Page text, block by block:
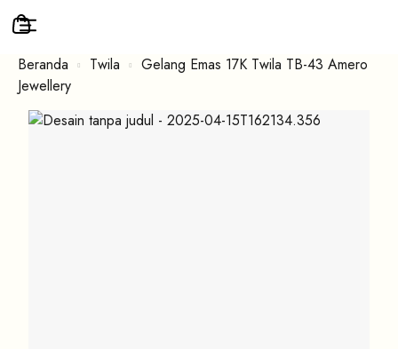
Beranda Twila
Gelang Emas 17K Twila TB-43 Amero
Jewellery